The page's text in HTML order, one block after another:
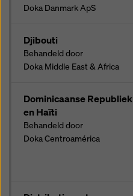
Doka Danmark ApS
Djibouti
Behandeld door
Doka Middle East & Africa
Dominicaanse Republiek
en Haïti
Behandeld door
Doka Centroamérica